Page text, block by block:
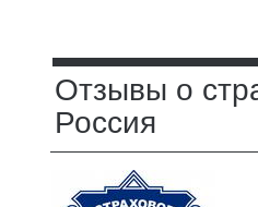
Отзывы о
Россия